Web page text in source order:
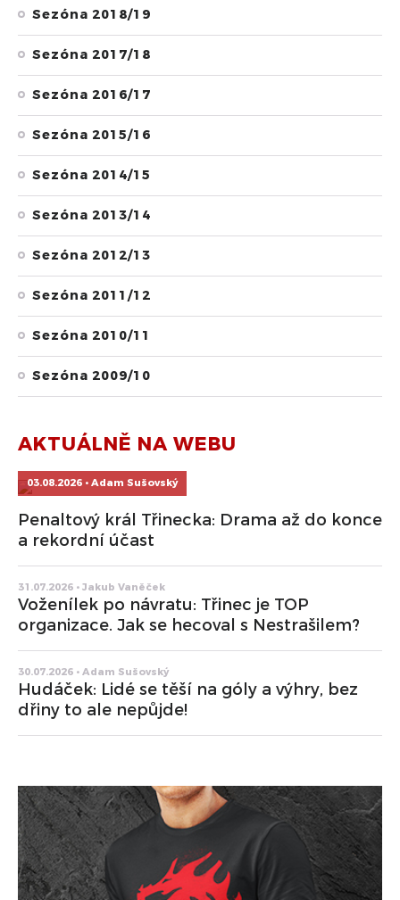
Sezóna 2018/19
Sezóna 2017/18
Sezóna 2016/17
Sezóna 2015/16
Sezóna 2014/15
Sezóna 2013/14
Sezóna 2012/13
Sezóna 2011/12
Sezóna 2010/11
Sezóna 2009/10
AKTUÁLNĚ NA WEBU
03.08.2026 • Adam Sušovský
Penaltový král Třinecka: Drama až do konce
a rekordní účast
31.07.2026 • Jakub Vaněček
Voženílek po návratu: Třinec je TOP
organizace. Jak se hecoval s Nestrašilem?
30.07.2026 • Adam Sušovský
Hudáček: Lidé se těší na góly a výhry, bez
dřiny to ale nepůjde!